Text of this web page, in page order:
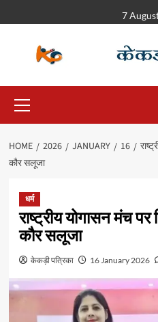
7
HOME 2026 JANUARY 16
कौर सलूजा
धर्म
राष्ट्रीय योगासन मंच
कौर सलूजा
केकड़ी पत्रिका 16 January 2026